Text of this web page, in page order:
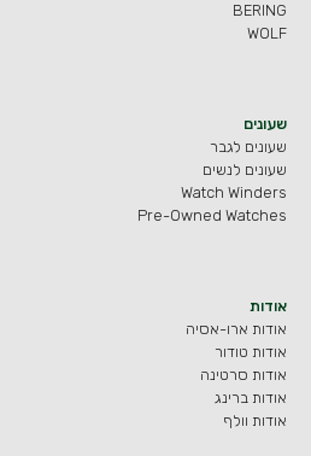
BERING
WOLF
שעונים
שעונים לגבר
שעונים לנשים
Watch Winders
Pre-Owned Watches
אודות
אודות ארו-אסיה
אודות טודור
אודות סרטינה
אודות ברינג
אודות וולף